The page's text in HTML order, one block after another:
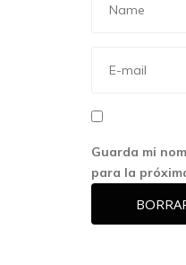
Guarda mi
para la